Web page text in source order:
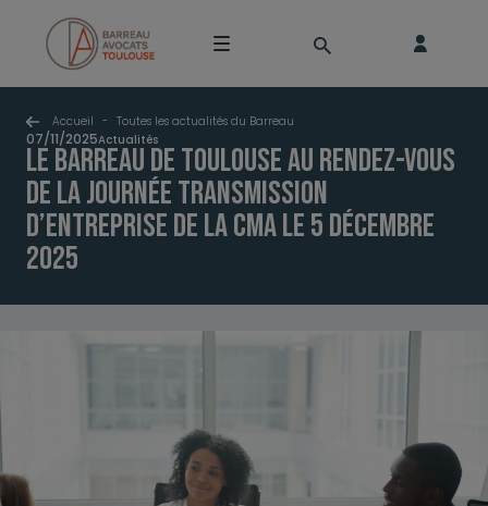
Accueil - Toutes les actualités du Barreau
07/11/2025Actualités
Le Barreau de Toulouse au rendez-vous
de la Journée Transmission
d’Entreprise de la CMA le 5 décembre
2025